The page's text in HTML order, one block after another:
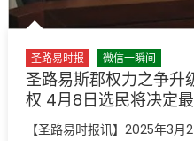
圣路易时报 微信一瞬间
圣路易斯郡权力之争升
权 4月8日选民将决定
【圣路易时报讯】2025年3